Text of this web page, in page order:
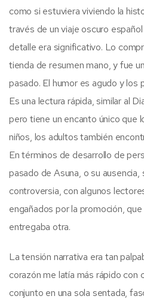
como si estuviera viviendo la
través de un viaje oscuro
detalle era significativo. Lo
tienda de resumen mano, y fue
pasado. El humor es agudo y los
Es una lectura rápida, similar al
pero tiene un encanto único que
niños, los adultos también
En términos de desarrollo de
pasado de Asuna, o su
controversia, con algunos
engañados por la promoción,
entregaba otra.
La tensión narrativa era tan
corazón me latía más rápido con
conjunto en una sola sentada,